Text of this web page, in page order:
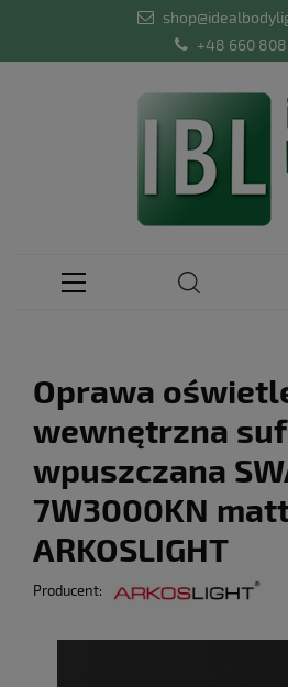
+48 660
Oprawa
wewnętrzna
wpuszczana
7W3000KN
ARKOSLIGHT
Producent: